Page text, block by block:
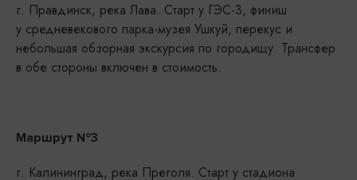
г. Правдинск, река Лава. Старт у ГЭС-3, финиш
у средневекового парка-музея Ушкуй, перекус и
небольшая обзорная экскурсия по городищу. Трансфер
в обе стороны включен в стоимость.
Маршрут №3
г. Калининград, река Преголя. Старт у стадиона